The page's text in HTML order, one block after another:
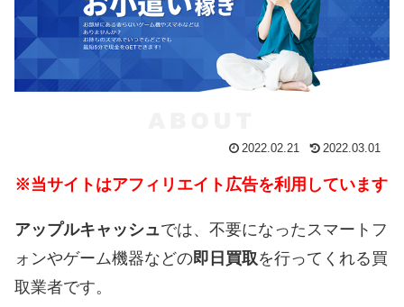
2022.02.21 2022.03.01
※当サイトはアフィリエイト広告を利用しています
アップルキャッシュでは、不要になったスマートフ
ォンやゲーム機器などの即日買取を行ってくれる買
取業者です。